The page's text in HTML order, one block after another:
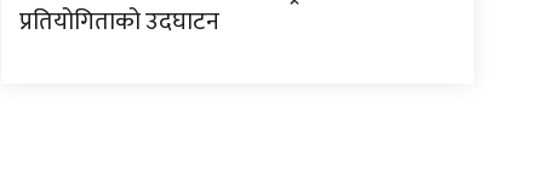
प्रतियोगिताको उदघाटन